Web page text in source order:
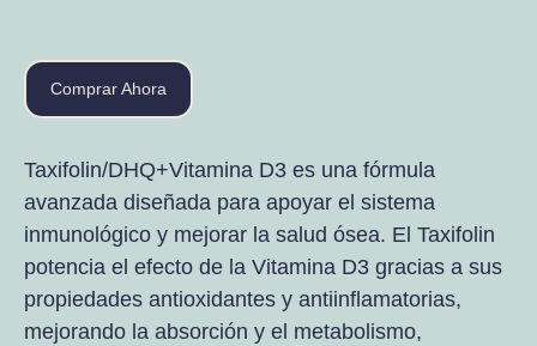
Comprar Ahora
Taxifolin/DHQ+Vitamina D3 es una fórmula
avanzada diseñada para apoyar el sistema
inmunológico y mejorar la salud ósea. El Taxifolin
potencia el efecto de la Vitamina D3 gracias a sus
propiedades antioxidantes y antiinflamatorias,
mejorando la absorción y el metabolismo,